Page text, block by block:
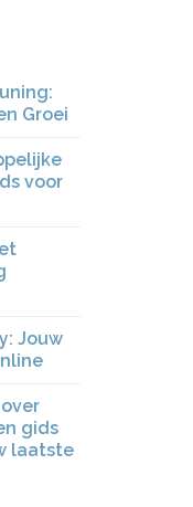
Groei
voor
Jouw
gids
laatste